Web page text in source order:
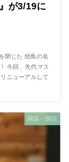
が3/19に
閉じた 焼鳥の名
今回、先代マス
ニューアルして
開店・閉店